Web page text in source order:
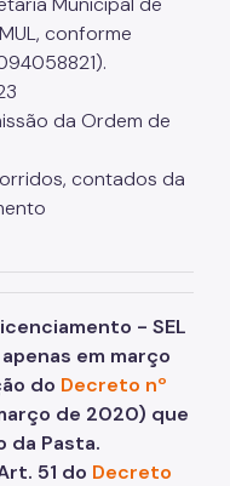
conforme
da Ordem de
contados da
- SEL
em março
do Decreto nº
de 2020) que
da Pasta.
51 do Decreto